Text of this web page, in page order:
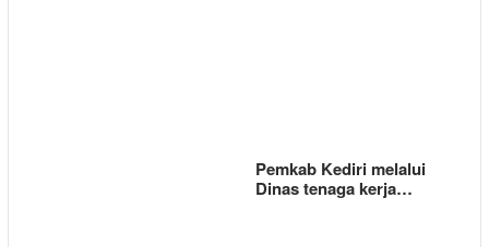
Pemkab Kediri melalui
Dinas tenaga kerja…